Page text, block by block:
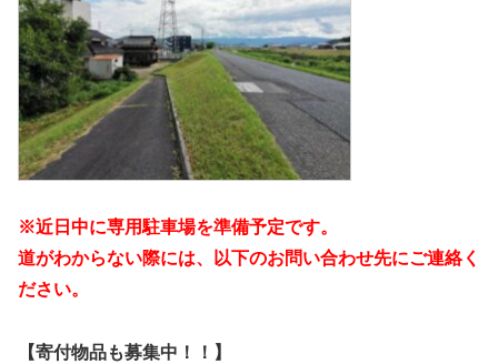
※近日中に専用駐車場を準備予定です。
道がわからない際には、以下のお問い合わせ先にご連絡く
ださい。
【寄付物品も募集中！！】